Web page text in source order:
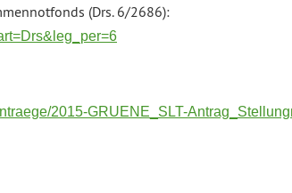
(Drs. 6/2686):
2015-GRUENE_SLT-